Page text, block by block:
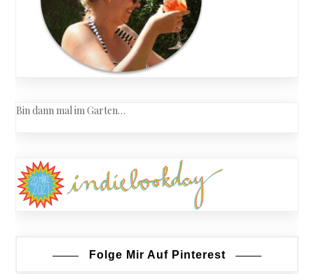
Bin dann mal im Garten…
Folge Mir Auf Pinterest